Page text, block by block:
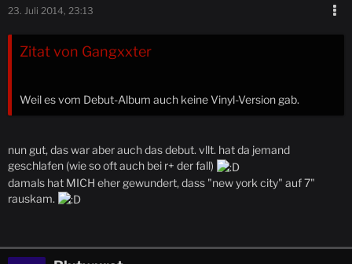
23. Juli 2014, 23:13
Zitat von Gangxxter
Weil es vom Debut-Album auch keine Vinyl-Version gab.
nun gut, das war aber auch das debut. vllt. hat da jemand
geschlafen (wie so oft auch bei r+ der fall)
damals hat MICH eher gewundert, dass "new york city" auf 7"
rauskam.